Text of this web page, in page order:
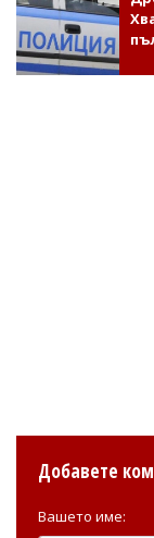
Добавете
Вашето име: